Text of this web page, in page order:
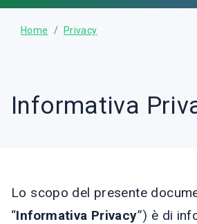
Home Privacy
Informativa
Lo scopo del presente
“Informativa Privacy”) è di